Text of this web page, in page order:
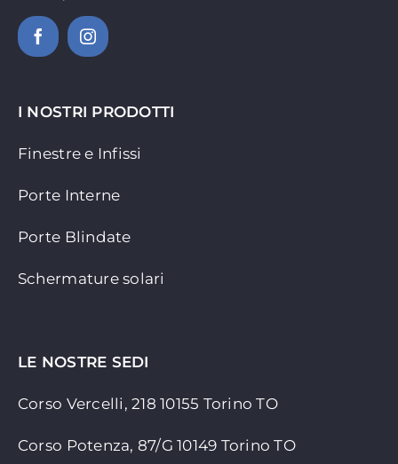
I NOSTRI PRODOTTI
Finestre e Infissi
Porte Interne
Porte Blindate
Schermature solari
LE NOSTRE SEDI
Corso Vercelli, 218 10155 Torino TO
Corso Potenza, 87/G 10149 Torino TO